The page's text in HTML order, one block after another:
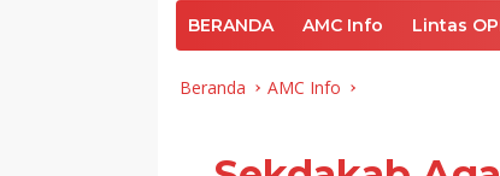
BERANDA AMC Info Lintas
Beranda AMC Info